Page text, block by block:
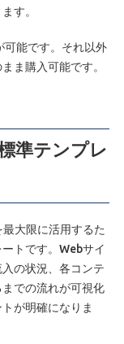
す。
可能です。それ以外
ま購入可能です。
準テンプレ
大限に活用するた
トです。Webサイ
の状況、各コンテ
での流れが可視化
が明確になりま